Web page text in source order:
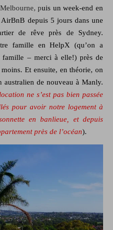
puis un week-end en
depuis 5 jours dans une
de rêve près de Sydney.
famille en HelpX (qu’on a
famille – merci à elle!) près de
Et ensuite, en théorie, on
australien de nouveau à Manly.
ne s’est pas bien passée
pour avoir notre logement à
en banlieue, et depuis
près de l’océan).